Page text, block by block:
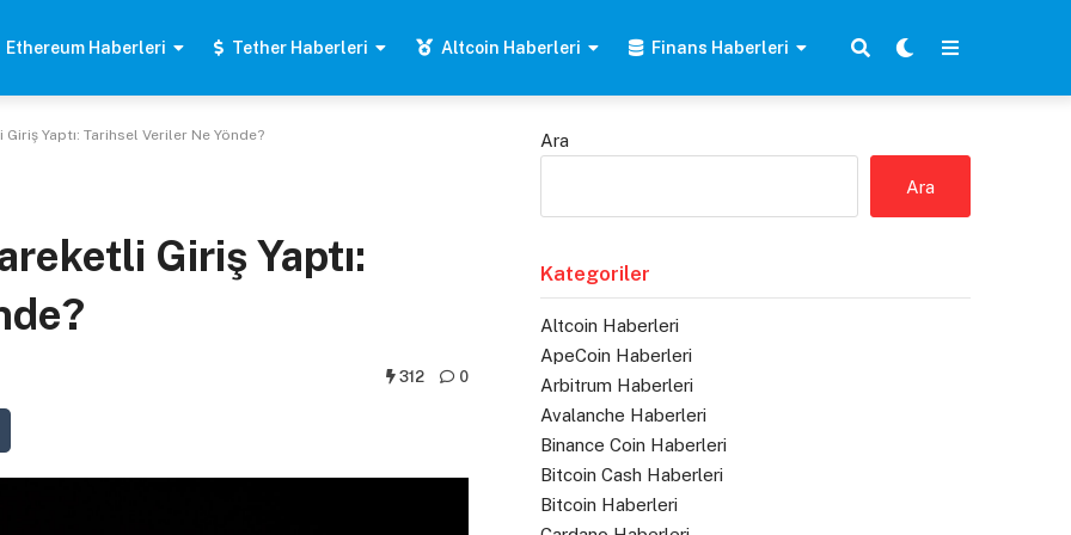
Ethereum Haberleri Tether Haberleri Altcoin Haberleri Finans Haberleri
Yaptı: Tarihsel Veriler Ne Yönde?
Giriş Yaptı:
312 0
Ara
Ara
Kategoriler
Altcoin Haberleri
ApeCoin Haberleri
Arbitrum Haberleri
Avalanche Haberleri
Binance Coin Haberleri
Bitcoin Cash Haberleri
Bitcoin Haberleri